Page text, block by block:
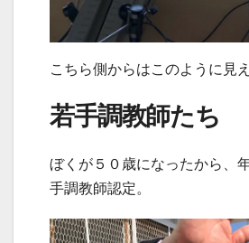
こちら側からはこのように見
若手調教師たち
ぼくが５０歳になったから、
手調教師認定。